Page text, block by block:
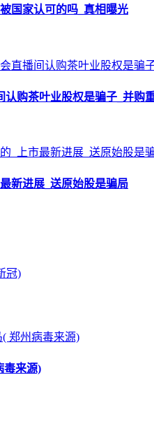
国家认可的吗_真相曝光
购茶叶业股权是骗子_并购
新进展_送原始股是骗局
毒来源)